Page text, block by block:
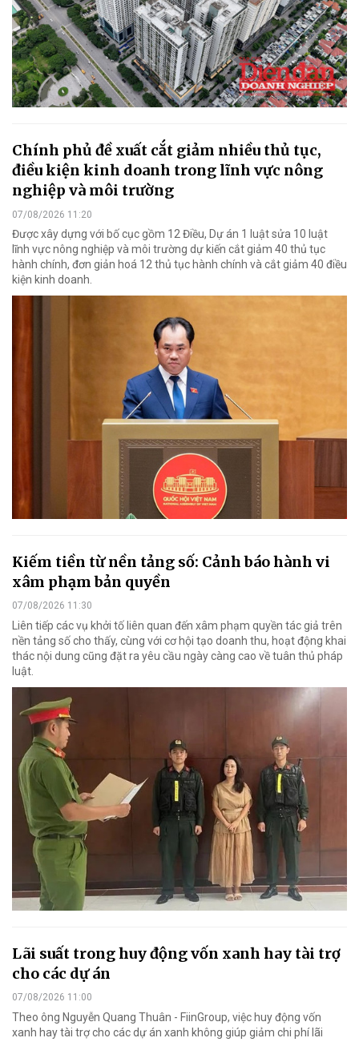
Chính phủ đề xuất cắt giảm nhiều thủ tục,
điều kiện kinh doanh trong lĩnh vực nông
nghiệp và môi trường
07/08/2026 11:20
Được xây dựng với bố cục gồm 12 Điều, Dự án 1 luật sửa 10 luật
lĩnh vực nông nghiệp và môi trường dự kiến cắt giảm 40 thủ tục
hành chính, đơn giản hoá 12 thủ tục hành chính và cắt giảm 40 điều
kiện kinh doanh.
Kiếm tiền từ nền tảng số: Cảnh báo hành vi
xâm phạm bản quyền
07/08/2026 11:30
Liên tiếp các vụ khởi tố liên quan đến xâm phạm quyền tác giả trên
nền tảng số cho thấy, cùng với cơ hội tạo doanh thu, hoạt động khai
thác nội dung cũng đặt ra yêu cầu ngày càng cao về tuân thủ pháp
luật.
Lãi suất trong huy động vốn xanh hay tài trợ
cho các dự án
07/08/2026 11:00
Theo ông Nguyễn Quang Thuân - FiinGroup, việc huy động vốn
xanh hay tài trợ cho các dự án xanh không giúp giảm chi phí lãi